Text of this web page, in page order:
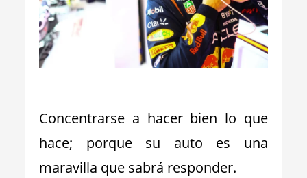
Concentrarse a hacer bien lo que
hace; porque su auto es una
maravilla que sabrá responder.